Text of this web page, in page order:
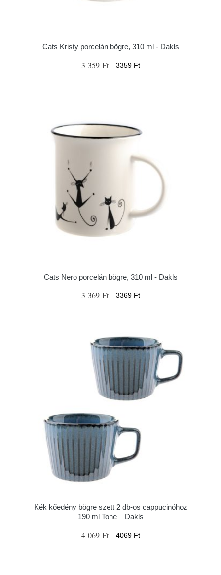
Cats Kristy porcelán bögre, 310 ml - Dakls
3 359 Ft 3359 Ft
Cats Nero porcelán bögre, 310 ml - Dakls
3 369 Ft 3369 Ft
Kék kőedény bögre szett 2 db-os cappucinóhoz
190 ml Tone – Dakls
4 069 Ft 4069 Ft